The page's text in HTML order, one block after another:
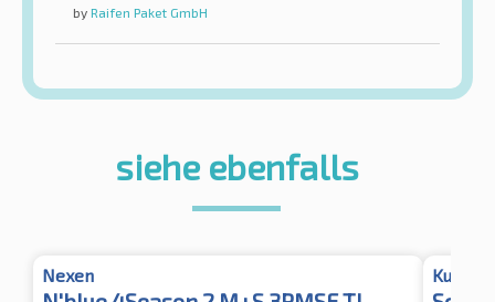
by Raifen Paket GmbH
siehe ebenfalls
Nexen Kumho